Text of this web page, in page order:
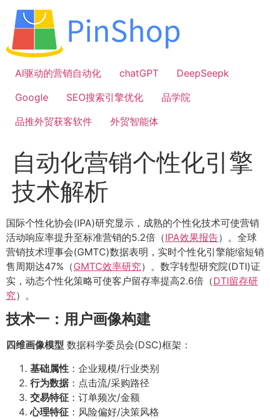
容
AI驱动的营销自动化
chatGPT
DeepSeepk
Google
SEO搜索引擎优化
品学院
品推外贸获客软件
外贸智能体
自动化营销个性化引擎
技术解析
国际个性化协会(IPA)研究显示，成熟的个性化技术可使营销
活动响应率提升至标准营销的5.2倍（IPA效果报告）。全球
营销技术理事会(GMTC)数据表明，实时个性化引擎能缩短销
售周期达47%（GMTC效率研究）。数字转型研究院(DTI)证
实，动态个性化策略可使客户留存率提高2.6倍（DTI留存研
究）。
技术一：用户画像构建
四维画像模型 数据科学委员会(DSC)框架：
基础属性 ：企业规模/行业类别
行为数据：点击流/采购路径
交易特征 ：订单频次/金额
心理特征 ：风险偏好/决策风格